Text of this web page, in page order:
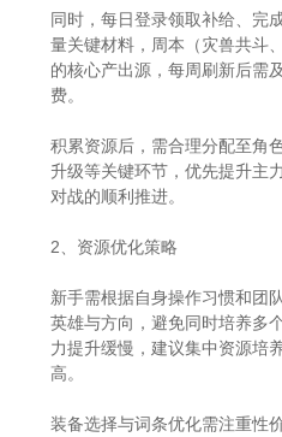
同时，每日登录领取补给、完
量关键材料，周本（灾兽共斗
的核心产出源，每周刷新后需
费。
积累资源后，需合理分配至角
升级等关键环节，优先提升主
对战的顺利推进。
2、资源优化策略
新手需根据自身操作习惯和团
英雄与方向，避免同时培养多
力提升缓慢，建议集中资源培
高。
装备选择与词条优化需注重性